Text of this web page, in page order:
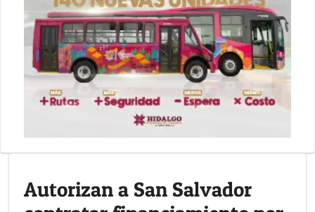
Autorizan a San Salvador